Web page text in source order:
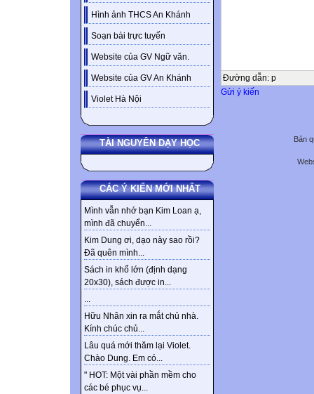
Hình ảnh THCS An Khánh
Soạn bài trực tuyến
Website của GV Ngữ văn.
Website của GV An Khánh
Violet Hà Nội
TÀI NGUYÊN DẠY HỌC
CÁC Ý KIẾN MỚI NHẤT
Mình vẫn nhớ bạn Kim Loan ạ,
mình đã chuyển...
Kim Dung ơi, dạo này sao rồi?
Đã quên mình...
Sách in khổ lớn (định dạng
20x30), sách được in...
...
Hữu Nhân xin ra mắt chủ nhà.
Kính chúc chủ...
Lâu quá mới thăm lại Violet.
Chào Dung. Em có...
" HOT: Một vài phần mềm cho
các bé phục vụ...
Đường dẫn: p
Gửi ý kiến
Bản